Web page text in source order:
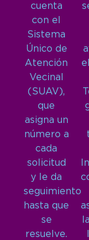
cuenta
con el
Sistema
Único de
Atención
Vecinal
(SUAV),
que
asigna un
número a
cada
solicitud
y le da
seguimiento
hasta que
se
resuelve.